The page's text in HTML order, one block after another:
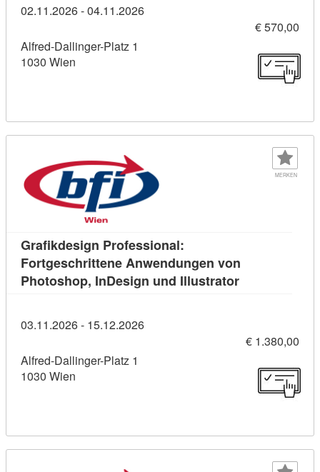
02.11.2026 - 04.11.2026
€ 570,00
Alfred-Dallinger-Platz 1
1030 Wien
MERKEN
Grafikdesign Professional:
Fortgeschrittene Anwendungen von
Photoshop, InDesign und IllustratorKursdetail:
03.11.2026 - 15.12.2026
€ 1.380,00
Alfred-Dallinger-Platz 1
1030 Wien